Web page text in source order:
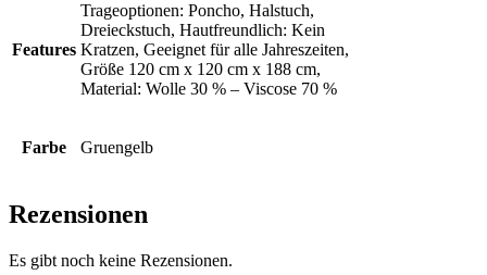
Features
Trageoptionen: Poncho, Halstuch,
Dreieckstuch, Hautfreundlich: Kein
Kratzen, Geeignet für alle Jahreszeiten,
Größe 120 cm x 120 cm x 188 cm,
Material: Wolle 30 % – Viscose 70 %
Farbe Gruengelb
Rezensionen
Es gibt noch keine Rezensionen.